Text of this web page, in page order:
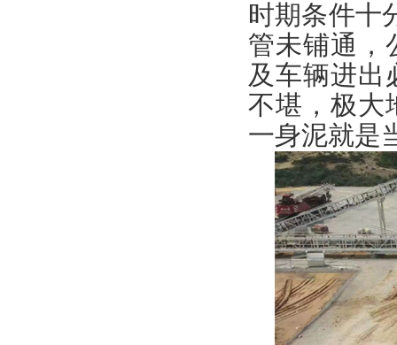
时期条件十
管未铺通，
及车辆进出
不堪，极大
一身泥就是